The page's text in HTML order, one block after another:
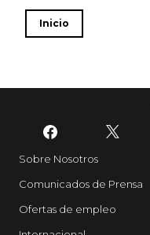
Noticias
HBO Max
Inicio
Sobre Nosotros
Comunicados de Prensa
Ofertas de empleo